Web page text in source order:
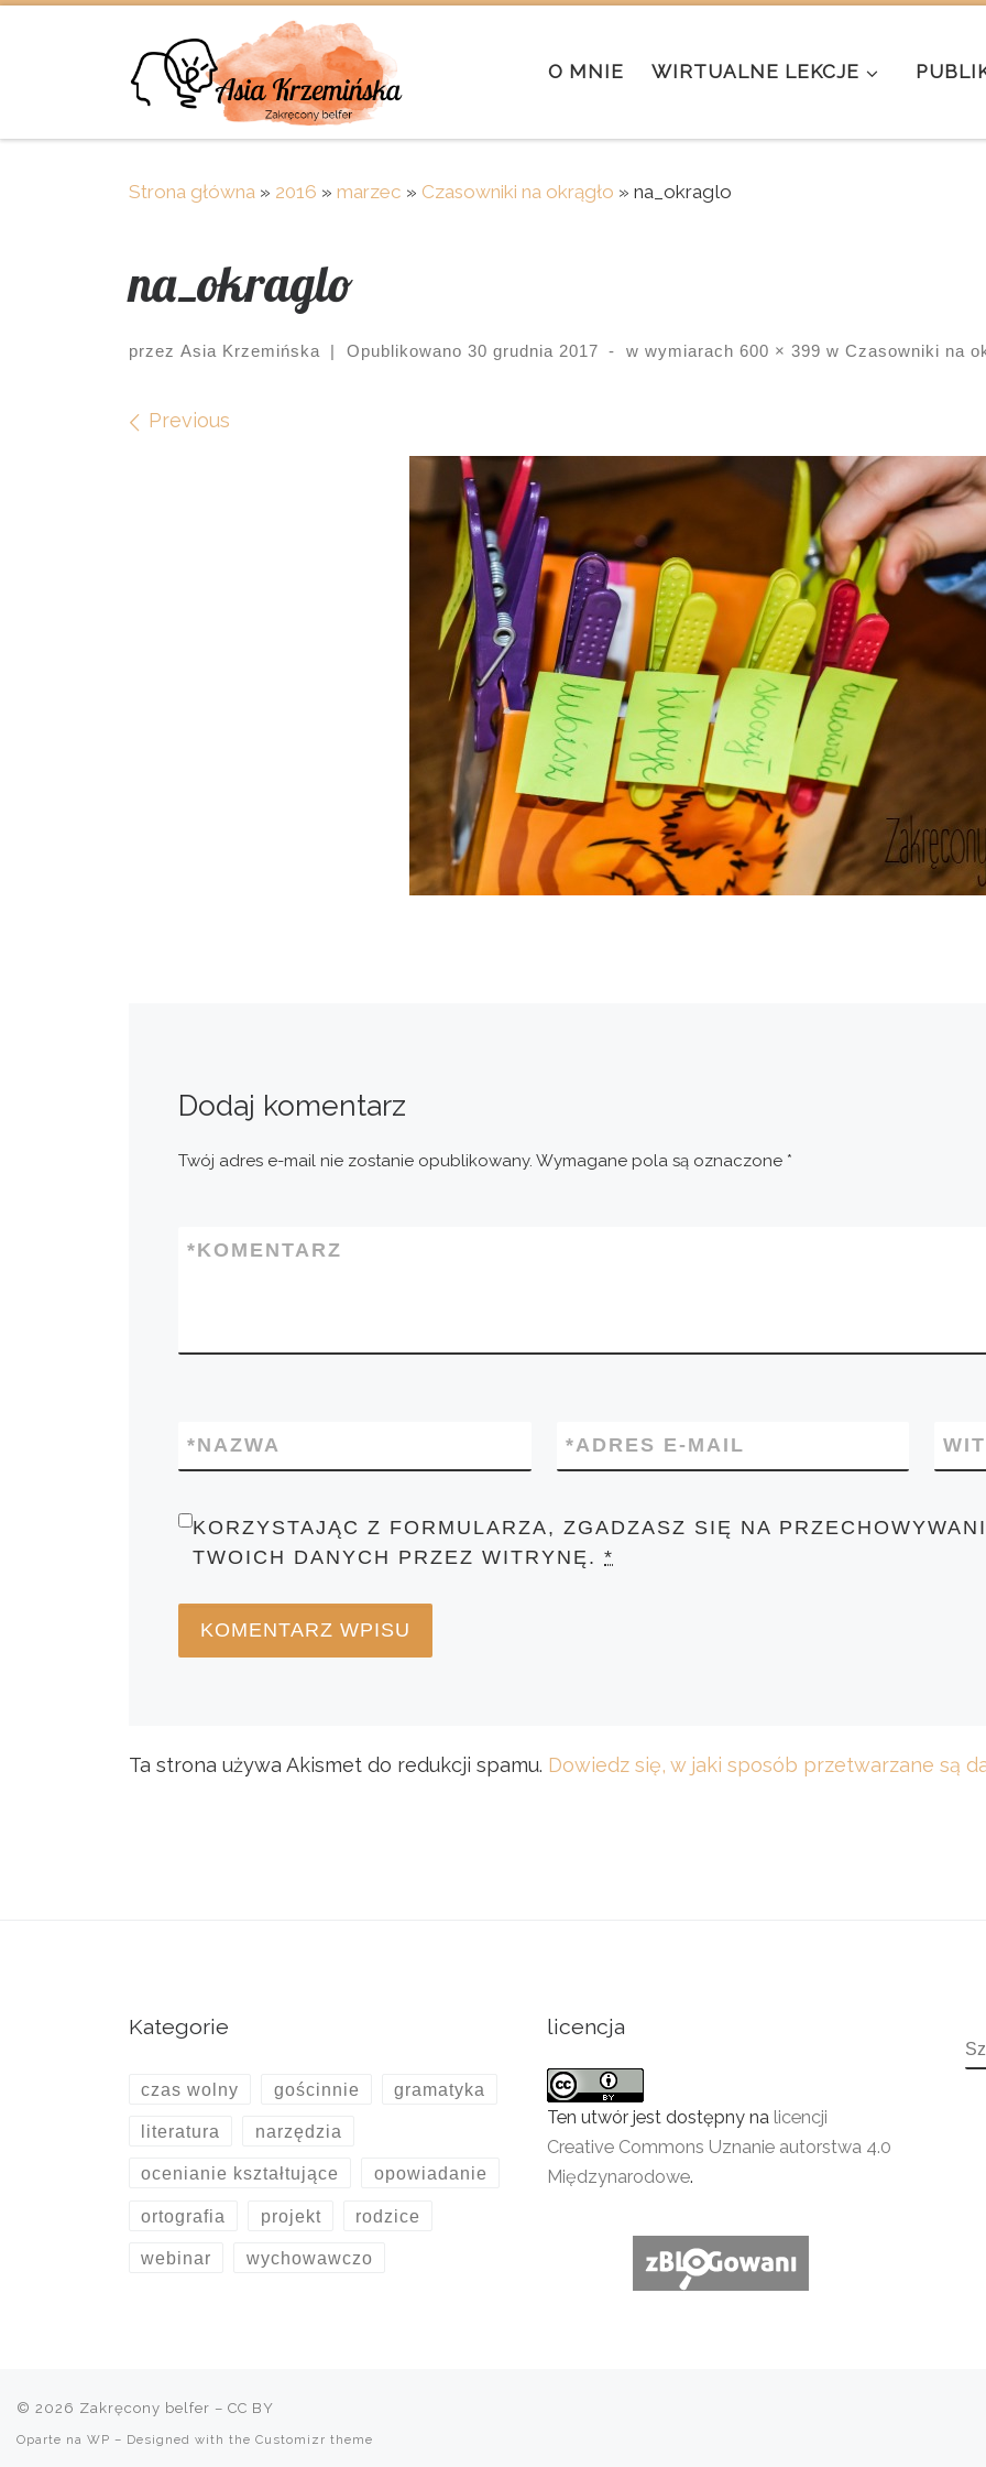
O MNIE WIRTUALNE LEKCJE
Strona główna » 2016 » marzec » Czasowniki na okrągło » na_okraglo
na_okraglo
przez Asia Krzemińska | Opublikowano 30 grudnia 2017 - w wymiarach 600 × 399 w Czasowniki na
Images navigation
Previous
Dodaj komentarz
Twój adres e-mail nie zostanie opublikowany. Wymagane pola są oznaczone *
KOMENTARZ
*
NAZWA
* ADRES E-MAIL
*
KORZYSTAJĄC Z FORMULARZA, ZGADZASZ SIĘ NA
TWOICH DANYCH PRZEZ WITRYNĘ.*
Ta strona używa Akismet do redukcji spamu. Dowiedz się, w jaki sposób przetwarzane są
Kategorie
czas wolny gościnnie gramatyka
literatura narzędzia
ocenianie kształtujące opowiadanie
ortografia projekt rodzice
webinar wychowawczo
licencja
Ten utwór jest dostępny na licencji
Creative Commons Uznanie autorstwa 4.0
Międzynarodowe.
© 2026 Zakręcony belfer – CC BY
Oparte na WP – Designed with the Customizr theme